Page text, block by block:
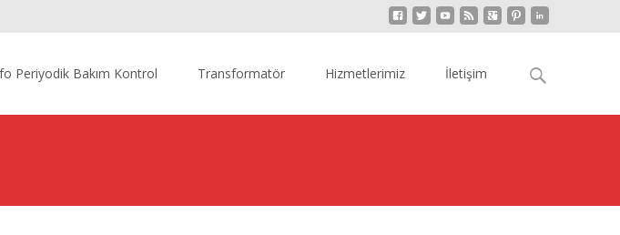
Periyodik Bakım Kontrol Transformatör Hizmetlerimiz İletişim Arama: